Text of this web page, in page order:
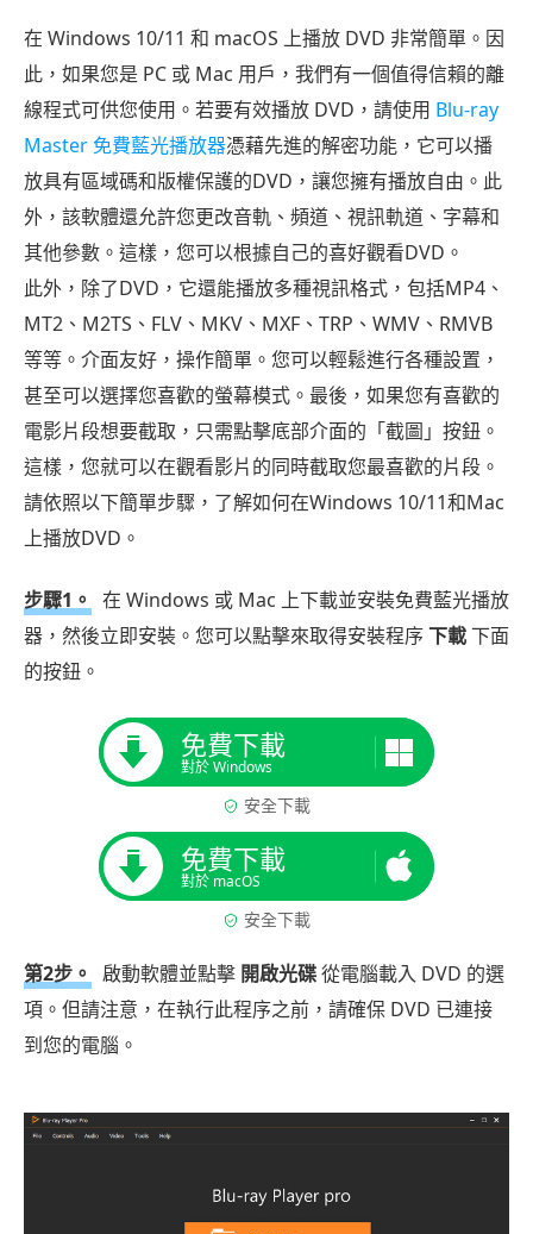
問
題
在 Windows 10/11 和 macOS 上播放 DVD 非常簡單。因
此，如果您是 PC 或 Mac 用戶，我們有一個值得信賴的離
線程式可供您使用。若要有效播放 DVD，請使用 Blu-ray
Master 免費藍光播放器憑藉先進的解密功能，它可以播
放具有區域碼和版權保護的DVD，讓您擁有播放自由。此
外，該軟體還允許您更改音軌、頻道、視訊軌道、字幕和
其他參數。這樣，您可以根據自己的喜好觀看DVD。
此外，除了DVD，它還能播放多種視訊格式，包括MP4、
MT2、M2TS、FLV、MKV、MXF、TRP、WMV、RMVB
等等。介面友好，操作簡單。您可以輕鬆進行各種設置，
甚至可以選擇您喜歡的螢幕模式。最後，如果您有喜歡的
電影片段想要截取，只需點擊底部介面的「截圖」按鈕。
這樣，您就可以在觀看影片的同時截取您最喜歡的片段。
請依照以下簡單步驟，了解如何在Windows 10/11和Mac
上播放DVD。
步驟1。
在 Windows 或 Mac 上下載並安裝免費藍光播放
器，然後立即安裝。您可以點擊來取得安裝程序下載下面
的按鈕。
免費下載
對於 Windows
安全下載
免費下載
對於 macOS
安全下載
第2步。 啟動軟體並點擊 開啟光碟從電腦載入 DVD 的選
項。但請注意，在執行此程序之前，請確保 DVD 已連接
到您的電腦。